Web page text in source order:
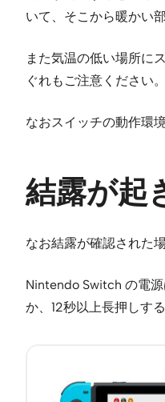
いて、そこから暖かい
また気温の低い場所に
ぐれもご注意ください。
なおスイッチの動作環
結露が起
なお結露が確認された
Nintendo Switch の電
か、12秒以上長押しす